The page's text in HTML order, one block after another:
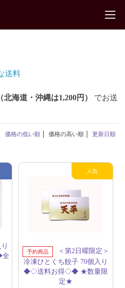
送料
（北海道・沖縄は1,200円）
でお送
価格の低い順 価格の高い順 更新日順
＜第2日曜限定＞
冷凍ひとくち餃子 70個入り
◆◇送料お得◇◆ ★数量限
定★